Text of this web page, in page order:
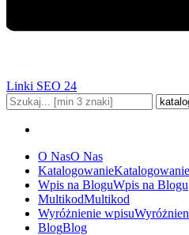
Linki SEO 24
O NasO Nas
KatalogowanieKatalogowanie
Wpis na BloguWpis na Blogu
MultikodMultikod
Wyróżnienie wpisu
BlogBlog